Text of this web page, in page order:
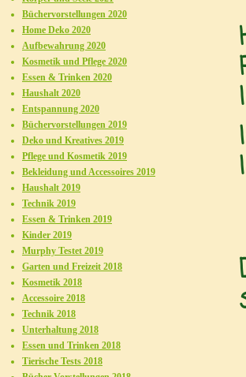
Büchervorstellungen 2020
Home Deko 2020
Aufbewahrung 2020
Kosmetik und Pflege 2020
Essen & Trinken 2020
Haushalt 2020
Entspannung 2020
Büchervorstellungen 2019
Deko und Kreatives 2019
Pflege und Kosmetik 2019
Bekleidung und Accessoires 2019
Haushalt 2019
Technik 2019
Essen & Trinken 2019
Kinder 2019
Murphy Testet 2019
Garten und Freizeit 2018
Kosmetik 2018
Accessoire 2018
Technik 2018
Unterhaltung 2018
Essen und Trinken 2018
Tierische Tests 2018